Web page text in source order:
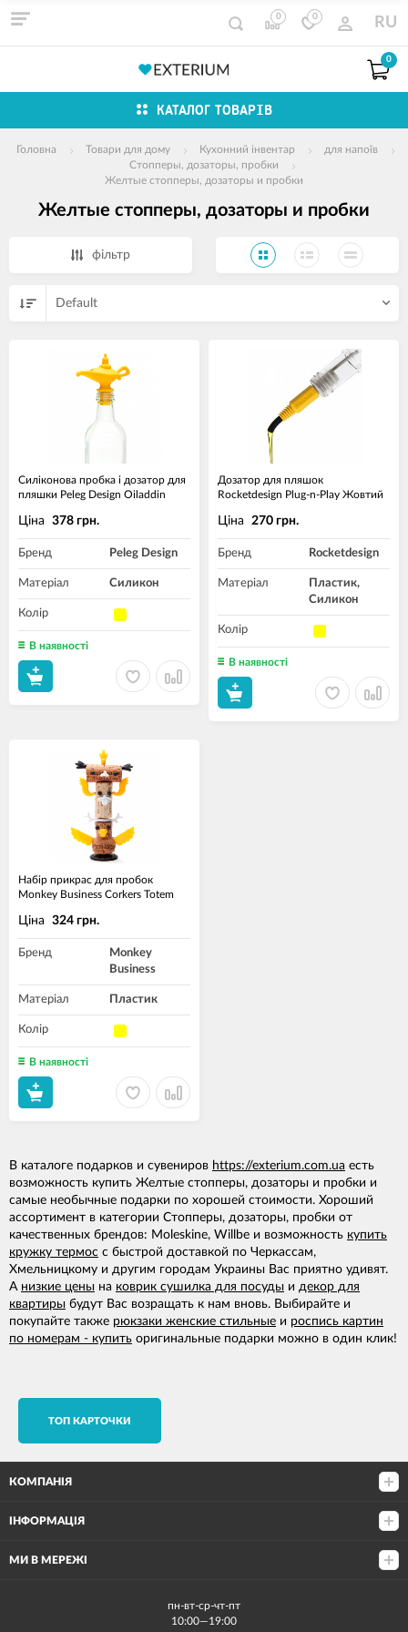
0 0 RU
0
КАТАЛОГ ТОВАРІВ
Головна Товари для дому Кухонний інвентар
для напоїв
Стопперы, дозаторы, пробки
Желтые стопперы, дозаторы и пробки
Желтые стопперы, дозаторы и пробки
фільтр
Default
Силіконова пробка і дозатор для
пляшки Peleg Design Oiladdin
Ціна 378 грн.
Бренд Peleg Design
Матеріал Силикон
Колір
В наявності
Дозатор для пляшок
Rocketdesign Plug-n-Play Жовтий
Ціна 270 грн.
Бренд Rocketdesign
Матеріал
Пластик,
Силикон
Колір
В наявності
Набір прикрас для пробок
Monkey Business Corkers Totem
Ціна 324 грн.
Бренд
Monkey
Business
Матеріал Пластик
Колір
В наявності
В каталоге подарков и сувениров https://exterium.com.ua есть
возможность купить Желтые стопперы, дозаторы и пробки и
самые необычные подарки по хорошей стоимости. Хороший
ассортимент в категории Стопперы, дозаторы, пробки от
качественных брендов: Moleskine, Willbe и возможность купить
кружку термос с быстрой доставкой по Черкассам,
Хмельницкому и другим городам Украины Вас приятно удивят.
А низкие цены на коврик сушилка для посуды и декор для
квартиры будут Вас возращать к нам вновь. Выбирайте и
покупайте также рюкзаки женские стильные и роспись картин
по номерам - купить оригинальные подарки можно в один клик!
TОП КАРТОЧКИ
КОМПАНІЯ
ІНФОРМАЦІЯ
МИ В МЕРЕЖІ
пн-вт-ср-чт-пт
10:00—19:00